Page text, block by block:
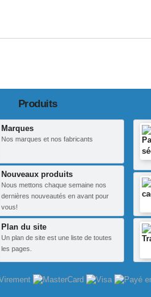
Produits
Marques
Nos marques et nos fabricants
Nouveaux produits
Nous mettons chaque semaine nos
dernières nouveautés en avant pour
vous!
Plan du site
Un plan de site est une liste de toutes
les pages.